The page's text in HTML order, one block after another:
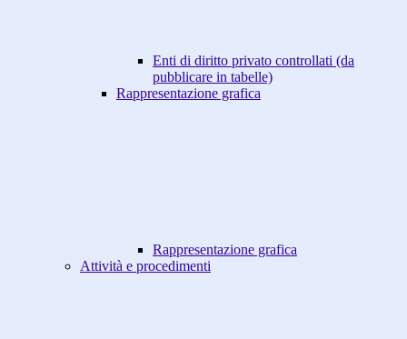
Enti di diritto privato controllati (da
pubblicare in tabelle)
Rappresentazione grafica
Rappresentazione grafica
Attività e procedimenti